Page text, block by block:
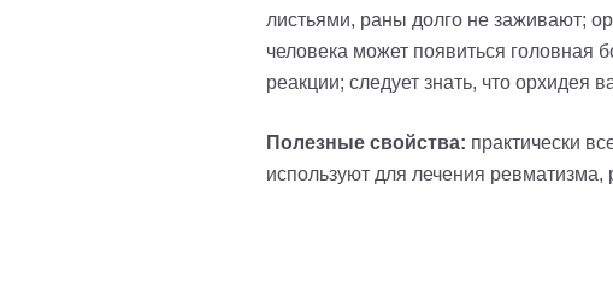
листьями, раны долго не заживают;
человека может появиться головная
реакции; следует знать, что орхидея
Полезные свойства: практически
используют для лечения ревматизма,